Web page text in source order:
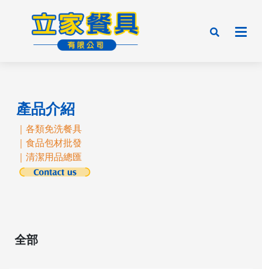
產品介紹
｜各類免洗餐具
｜食品包材批發
｜清潔用品總匯
全部